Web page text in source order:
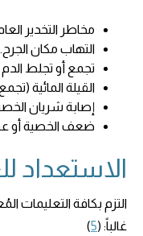
مخاطر التخدير
التهاب مكان الجرح.
تجمع أو تجلط
القيلة المائية
إصابة شريان
ضعف الخصية أو
الاستعداد
التزم بكافة التعليمات
غالباً: (5
)